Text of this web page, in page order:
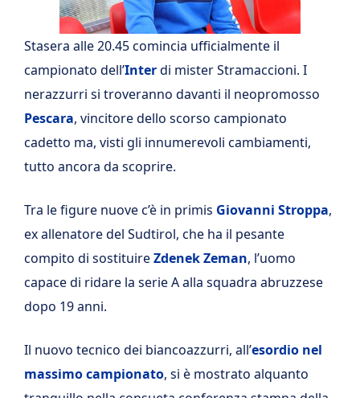
Stasera alle 20.45 comincia ufficialmente il
campionato dell’Interdi mister Stramaccioni. I
nerazzurri si troveranno davanti il neopromosso
Pescara, vincitore dello scorso campionato
cadetto ma, visti gli innumerevoli cambiamenti,
tutto ancora da scoprire.
Tra le figure nuove c’è in primis Giovanni Stroppa,
ex allenatore del Sudtirol, che ha il pesante
compito di sostituireZdenek Zeman, l’uomo
capace di ridare la serie A alla squadra abruzzese
dopo 19 anni.
Il nuovo tecnico dei biancoazzurri, all’esordio nel
massimo campionato, si è mostrato alquanto